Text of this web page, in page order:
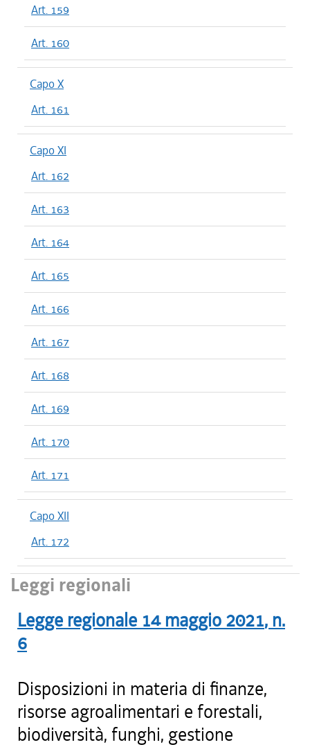
Art. 159
Art. 160
Capo X
Art. 161
Capo XI
Art. 162
Art. 163
Art. 164
Art. 165
Art. 166
Art. 167
Art. 168
Art. 169
Art. 170
Art. 171
Capo XII
Art. 172
Leggi regionali
Legge regionale 14 maggio 2021, n.
6
Disposizioni in materia di finanze,
risorse agroalimentari e forestali,
biodiversità, funghi, gestione